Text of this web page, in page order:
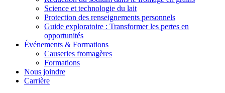
Science et technologie du lait
Protection des renseignements personnels
Guide exploratoire : Transformer les pertes en
opportunités
Événements & Formations
Causeries fromagères
Formations
Nous joindre
Carrière